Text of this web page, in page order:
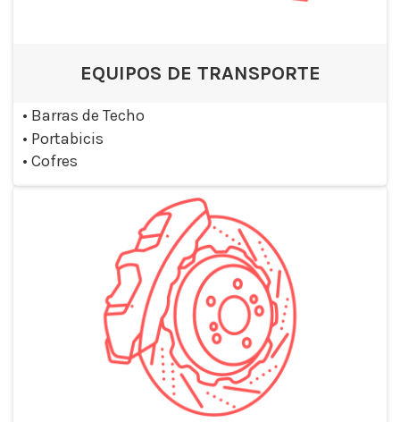
EQUIPOS DE TRANSPORTE
• Barras de Techo
• Portabicis
• Cofres